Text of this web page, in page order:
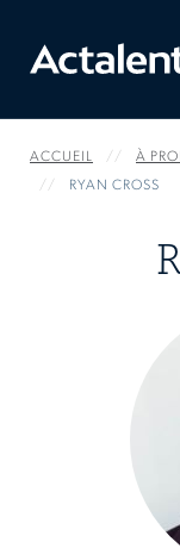
ACCUEIL À
RYAN CROSS